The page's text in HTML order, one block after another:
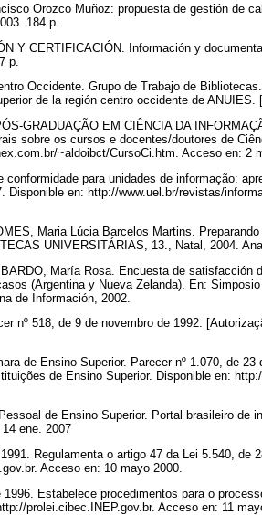
Orozco Muñoz: propuesta de gestión de
184 p.
Y CERTIFICACIÓN. Información y
p.
Occidente. Grupo de Trabajo de
de la región centro occidente de ANUIES.
GRADUAÇÃO EM CIÊNCIA DA
sobre os cursos e docentes/doutores de
~aldoibct/CursoCi.htm. Acceso en: 2
para unidades de informação:
Disponible en: http://www.uel.br/revistas/
Maria Lúcia Barcelos Martins.
UNIVERSITÁRIAS, 13., Natal, 2004.
María Rosa. Encuesta de satisfacción
(Argentina y Nueva Zelanda). En:
de Información, 2002.
nº 518, de 9 de novembro de 1992.
de Ensino Superior. Parecer nº 1.070, de
de Ensino Superior. Disponible en:
de Ensino Superior. Portal brasileiro de
ene. 2007
Regulamenta o artigo 47 da Lei 5.540, de
Acceso en: 10 mayo 2000.
Estabelece procedimentos para o
prolei.cibec.INEP.gov.br. Acceso en: 11